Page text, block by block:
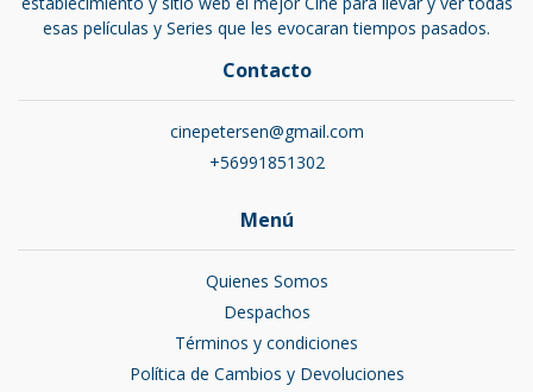
esas películas y Series que les evocaran tiempos pasados.
Contacto
cinepetersen@gmail.com
+56991851302
Menú
Quienes Somos
Despachos
Términos y condiciones
Política de Cambios y Devoluciones